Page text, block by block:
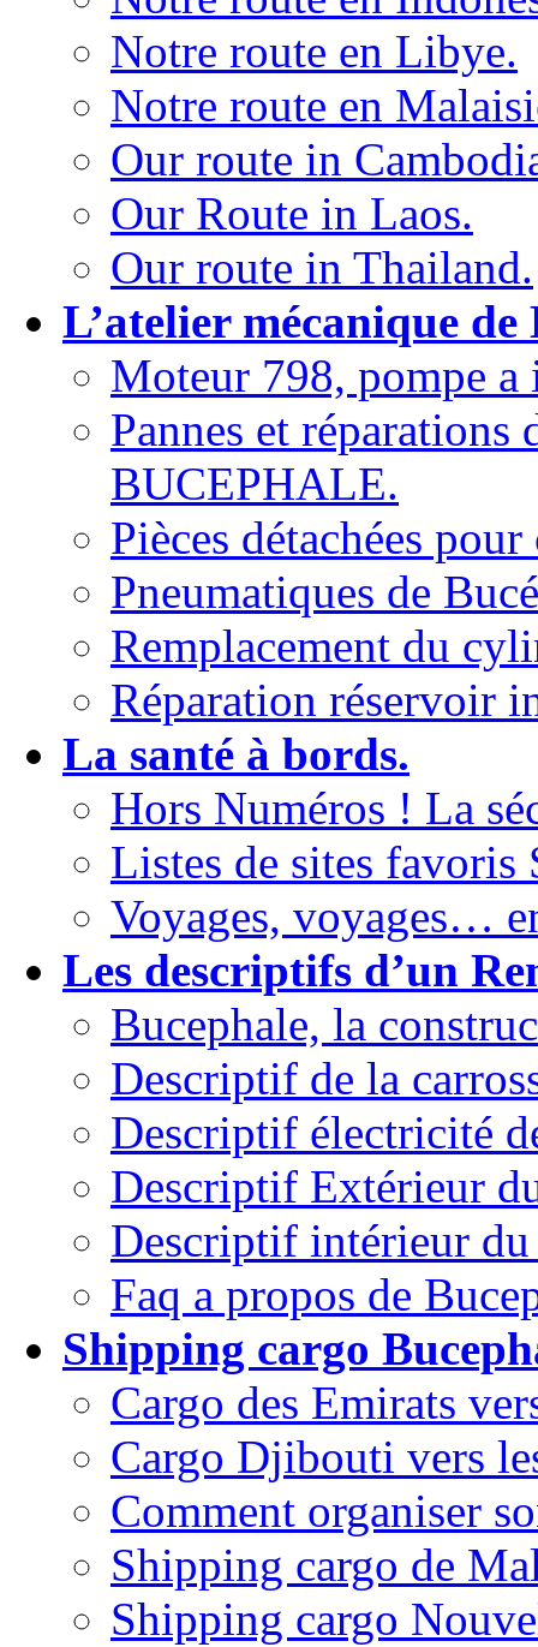
Notre route en Libye.
Notre route en
Our route in
Our Route in Laos.
Our route in Thailand.
L’atelier mécanique de
Moteur 798, pompe
Pannes et
BUCEPHALE.
Pièces détachées
Pneumatiques de
Remplacement du
Réparation réservoir
La santé à bords.
Hors Numéros ! La
Listes de sites
Voyages, voyages…
Les descriptifs d’un
Bucephale, la
Descriptif de la
Descriptif électricité
Descriptif Extérieur
Descriptif intérieur
Faq a propos de
Shipping cargo
Cargo des Emirats
Cargo Djibouti vers
Comment organiser
Shipping cargo de
Shipping cargo